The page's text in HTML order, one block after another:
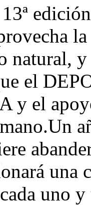
la
natural,
el
y el
una
uno y